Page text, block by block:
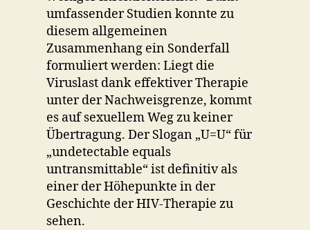
umfassender Studien konnte zu
diesem allgemeinen
Zusammenhang ein Sonderfall
formuliert werden: Liegt die
Viruslast dank effektiver Therapie
unter der Nachweisgrenze, kommt
es auf sexuellem Weg zu keiner
Übertragung. Der Slogan „U=U“ für
„undetectable equals
untransmittable“ ist definitiv als
einer der Höhepunkte in der
Geschichte der HIV-Therapie zu
sehen.